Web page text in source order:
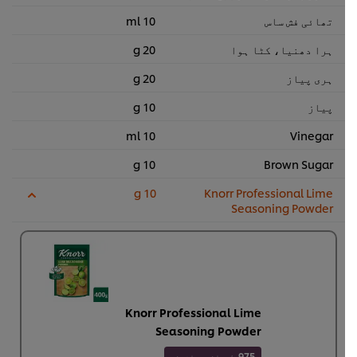
تھائی فش ساس
10 ml
ہرا دھنیا، کٹا ہوا
20 g
ہری پیاز
20 g
پیاز
10 g
Vinegar
10 ml
Brown Sugar
10 g
Knorr Professional Lime
Seasoning Powder
10 g
Knorr Professional Lime
Seasoning Powder